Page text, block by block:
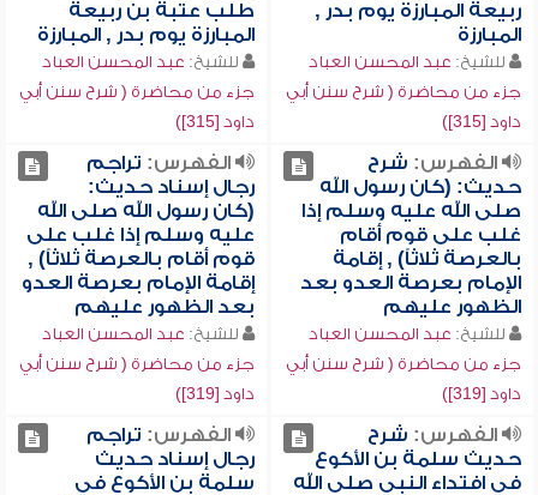
ربيعة المبارزة يوم بدر ,
المبارزة
للشيخ: عبد المحسن العباد
جزء من محاضرة ( شرح سنن أبي
داود [315])
طلب عتبة بن ربيعة
المبارزة يوم بدر , المبارزة
للشيخ: عبد المحسن العباد
جزء من محاضرة ( شرح سنن أبي
داود [315])
الفهرس: شرح
حديث: (كان رسول الله
صلى الله عليه وسلم إذا
غلب على قوم أقام
بالعرصة ثلاثاً) , إقامة
الإمام بعرصة العدو بعد
الظهور عليهم
للشيخ: عبد المحسن العباد
جزء من محاضرة ( شرح سنن أبي
داود [319])
الفهرس: تراجم
رجال إسناد حديث:
(كان رسول الله صلى الله
عليه وسلم إذا غلب على
قوم أقام بالعرصة ثلاثاً) ,
إقامة الإمام بعرصة العدو
بعد الظهور عليهم
للشيخ: عبد المحسن العباد
جزء من محاضرة ( شرح سنن أبي
داود [319])
الفهرس: شرح
حديث سلمة بن الأكوع
في افتداء النبي صلى الله
الفهرس: تراجم
رجال إسناد حديث
سلمة بن الأكوع في